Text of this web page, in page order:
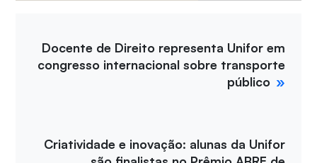
Docente de Direito representa Unifor em
congresso internacional sobre transporte
público
Criatividade e inovação: alunas da Unifor